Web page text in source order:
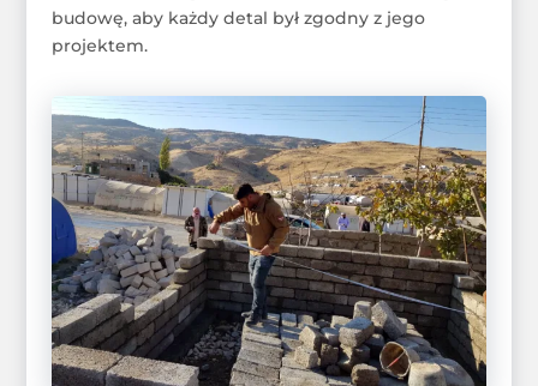
budowę, aby każdy detal był zgodny z jego
projektem.